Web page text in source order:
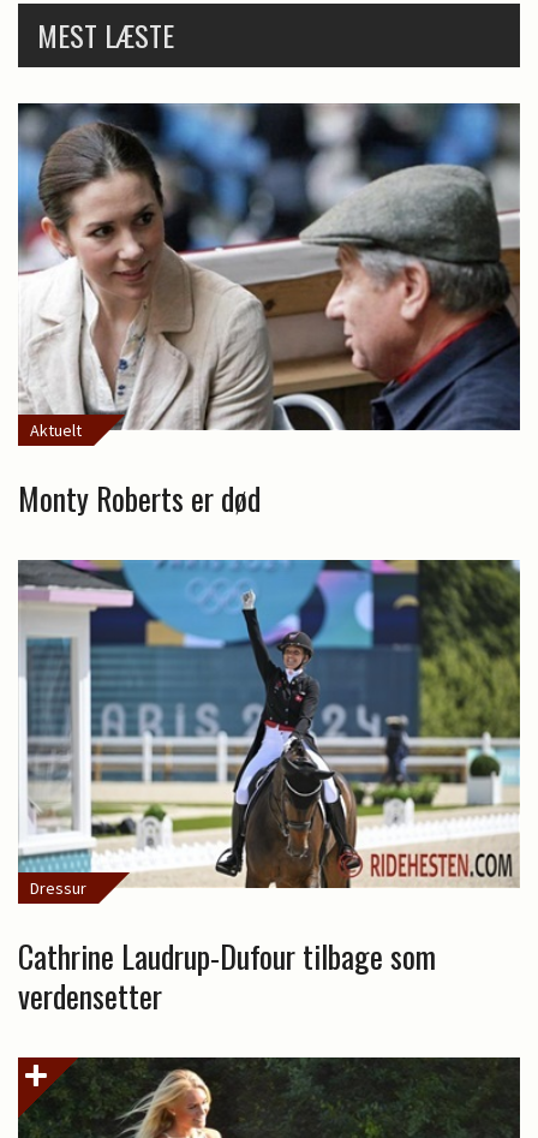
MEST LÆSTE
Aktuelt
Monty Roberts er død
Dressur
Cathrine Laudrup-Dufour tilbage som
verdensetter